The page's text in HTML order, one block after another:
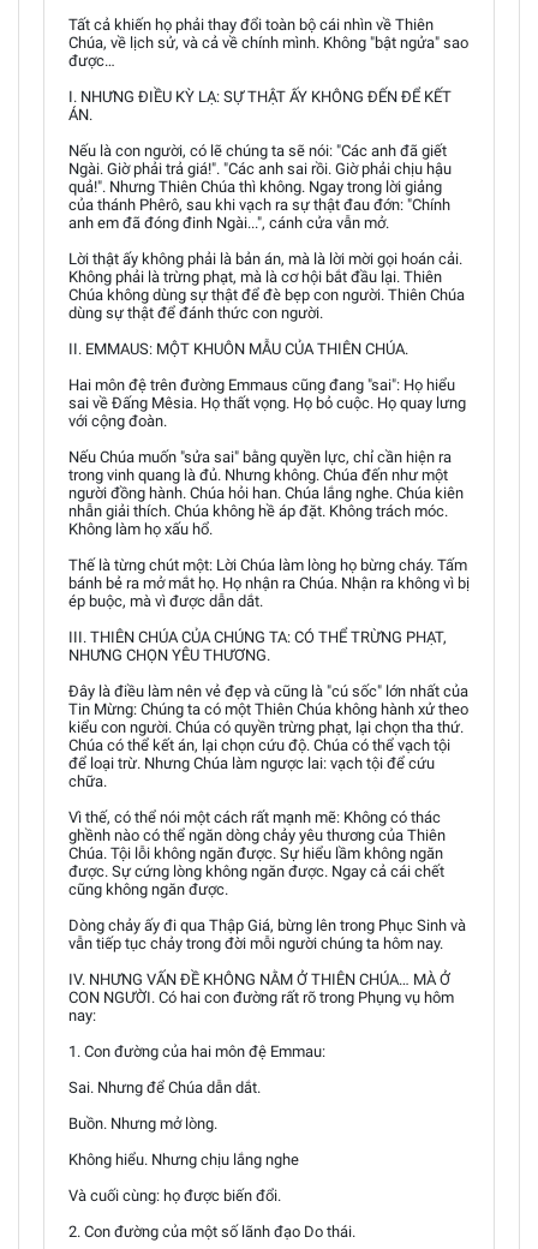
Tất cả khiến họ phải thay đổi toàn bộ cái nhìn về Thiên
Chúa, về lịch sử, và cả về chính mình. Không "bật ngửa" sao
được…
I. NHƯNG ĐIỀU KỲ LẠ: SỰ THẬT ẤY KHÔNG ĐẾN ĐỂ KẾT
ÁN.
Nếu là con người, có lẽ chúng ta sẽ nói: "Các anh đã giết
Ngài. Giờ phải trả giá!". "Các anh sai rồi. Giờ phải chịu hậu
quả!". Nhưng Thiên Chúa thì không. Ngay trong lời giảng
của thánh Phêrô, sau khi vạch ra sự thật đau đớn: "Chính
anh em đã đóng đinh Ngài...", cánh cửa vẫn mở.
Lời thật ấy không phải là bản án, mà là lời mời gọi hoán cải.
Không phải là trừng phạt, mà là cơ hội bắt đầu lại. Thiên
Chúa không dùng sự thật để đè bẹp con người. Thiên Chúa
dùng sự thật để đánh thức con người.
II. EMMAUS: MỘT KHUÔN MẪU CỦA THIÊN CHÚA.
Hai môn đệ trên đường Emmaus cũng đang "sai": Họ hiểu
sai về Đấng Mêsia. Họ thất vọng. Họ bỏ cuộc. Họ quay lưng
với cộng đoàn.
Nếu Chúa muốn "sửa sai" bằng quyền lực, chỉ cần hiện ra
trong vinh quang là đủ. Nhưng không. Chúa đến như một
người đồng hành. Chúa hỏi han. Chúa lắng nghe. Chúa kiên
nhẫn giải thích. Chúa không hề áp đặt. Không trách móc.
Không làm họ xấu hổ.
Thế là từng chút một: Lời Chúa làm lòng họ bừng cháy. Tấm
bánh bẻ ra mở mắt họ. Họ nhận ra Chúa. Nhận ra không vì bị
ép buộc, mà vì được dẫn dắt.
III. THIÊN CHÚA CỦA CHÚNG TA: CÓ THỂ TRỪNG PHẠT,
NHƯNG CHỌN YÊU THƯƠNG.
Đây là điều làm nên vẻ đẹp và cũng là "cú sốc" lớn nhất của
Tin Mừng: Chúng ta có một Thiên Chúa không hành xử theo
kiểu con người. Chúa có quyền trừng phạt, lại chọn tha thứ.
Chúa có thể kết án, lại chọn cứu độ. Chúa có thể vạch tội
để loại trừ. Nhưng Chúa làm ngược lai: vạch tội để cứu
chữa.
Vì thế, có thể nói một cách rất mạnh mẽ: Không có thác
ghềnh nào có thể ngăn dòng chảy yêu thương của Thiên
Chúa. Tội lỗi không ngăn được. Sự hiểu lầm không ngăn
được. Sự cứng lòng không ngăn được. Ngay cả cái chết
cũng không ngăn được.
Dòng chảy ấy đi qua Thập Giá, bừng lên trong Phục Sinh và
vẫn tiếp tục chảy trong đời mỗi người chúng ta hôm nay.
IV. NHƯNG VẤN ĐỀ KHÔNG NẰM Ở THIÊN CHÚA… MÀ Ở
CON NGƯỜI. Có hai con đường rất rõ trong Phụng vụ hôm
nay:
1. Con đường của hai môn đệ Emmau:
Sai. Nhưng để Chúa dẫn dắt.
Buồn. Nhưng mở lòng.
Không hiểu. Nhưng chịu lắng nghe
Và cuối cùng: họ được biến đổi.
2. Con đường của một số lãnh đạo Do thái.